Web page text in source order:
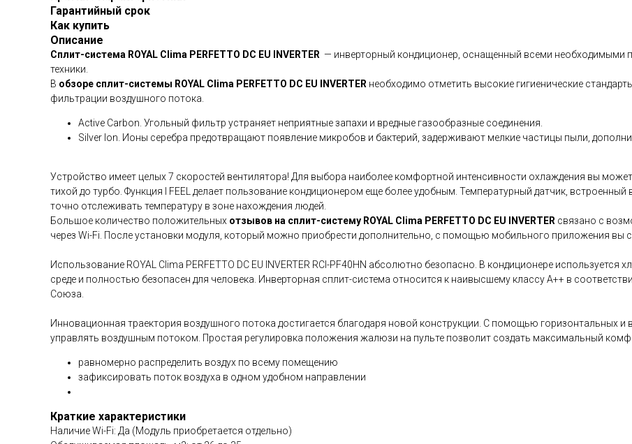
Гарантийный срок
Как купить
Описание
Сплит-система ROYAL Clima PERFETTO​ DC EU INVERTER — инверторный кондиционер, оснащенный всеми необходимыми
техники.
В обзоре сплит-системы ROYAL Clima PERFETTO DC EU INVERTER необходимо отметить высокие гигиенические
фильтрации воздушного потока.
Active Carbon. Угольный фильтр устраняет неприятные запахи и вредные газообразные соединения.
Silver Ion. Ионы серебра предотвращают появление микробов и бактерий, задерживают мелкие частицы пыли,
Устройство имеет целых 7 скоростей вентилятора! Для выбора наиболее комфортной интенсивности охлаждения вы
тихой до турбо. Функция I FEEL делает пользование кондиционером еще более удобным. Температурный датчик,
точно отслеживать температуру в зоне нахождения людей.
Большое количество положительных отзывов на сплит-систему ROYAL Clima PERFETTO DC EU INVERTER связано с
через Wi-Fi. После установки модуля, который можно приобрести дополнительно, с помощью мобильного приложения вы
Использование ROYAL Clima PERFETTO DC EU INVERTER RCI-PF40HN абсолютно безопасно. В кондиционере
среде и полностью безопасен для человека. Инверторная сплит-система относится к наивысшему классу А++ в
Союза.
Инновационная траектория воздушного потока достигается благодаря новой конструкции. С помощью горизонтальных
управлять воздушным потоком. Простая регулировка положения жалюзи на пульте позволит создать максимальный
равномерно распределить воздух по всему помещению
зафиксировать поток воздуха в одном удобном направлении
Краткие характеристики
Наличие Wi-Fi: Да (Модуль приобретается отдельно)